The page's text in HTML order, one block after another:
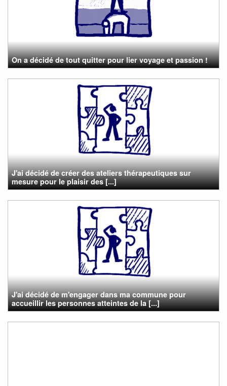
On a décidé de tout quitter pour lier voyage et passion !
J'ai décidé de créer des ateliers thérapeutiques sur
mesure pour le plaisir des [...]
J'ai décidé de m'engager dans ma commune pour
accueillir les personnes atteintes de la [...]